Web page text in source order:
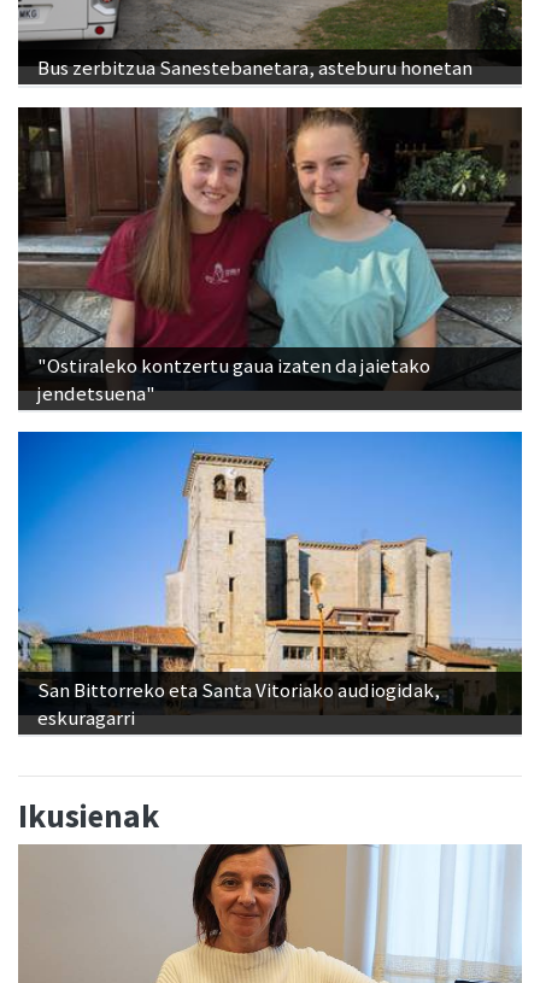
Bus zerbitzua Sanestebanetara, asteburu honetan
"Ostiraleko kontzertu gaua izaten da jaietako
jendetsuena"
San Bittorreko eta Santa Vitoriako audiogidak,
eskuragarri